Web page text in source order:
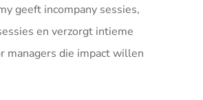
geeft incompany sessies,
en verzorgt intieme
managers die impact willen